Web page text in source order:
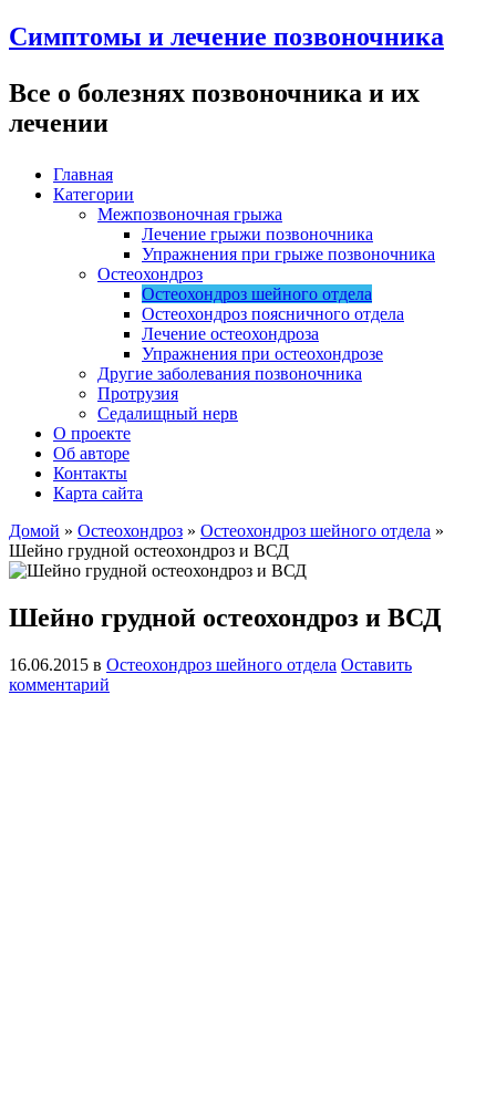
Симптомы и лечение позвоночника
Все о болезнях позвоночника и их
лечении
Главная
Категории
Межпозвоночная грыжа
Лечение грыжи позвоночника
Упражнения при грыже позвоночника
Остеохондроз
Остеохондроз шейного отдела
Остеохондроз поясничного отдела
Лечение остеохондроза
Упражнения при остеохондрозе
Другие заболевания позвоночника
Протрузия
Седалищный нерв
О проекте
Об авторе
Контакты
Карта сайта
Домой » Остеохондроз » Остеохондроз шейного отдела »
Шейно грудной остеохондроз и ВСД
Шейно грудной остеохондроз и ВСД
16.06.2015 в Остеохондроз шейного отдела Оставить
комментарий